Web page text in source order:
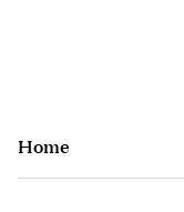
Home